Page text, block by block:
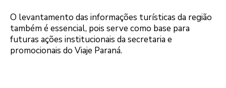
O levantamento das informações turísticas da região
também é essencial, pois serve como base para
futuras ações institucionais da secretaria e
promocionais do Viaje Paraná.